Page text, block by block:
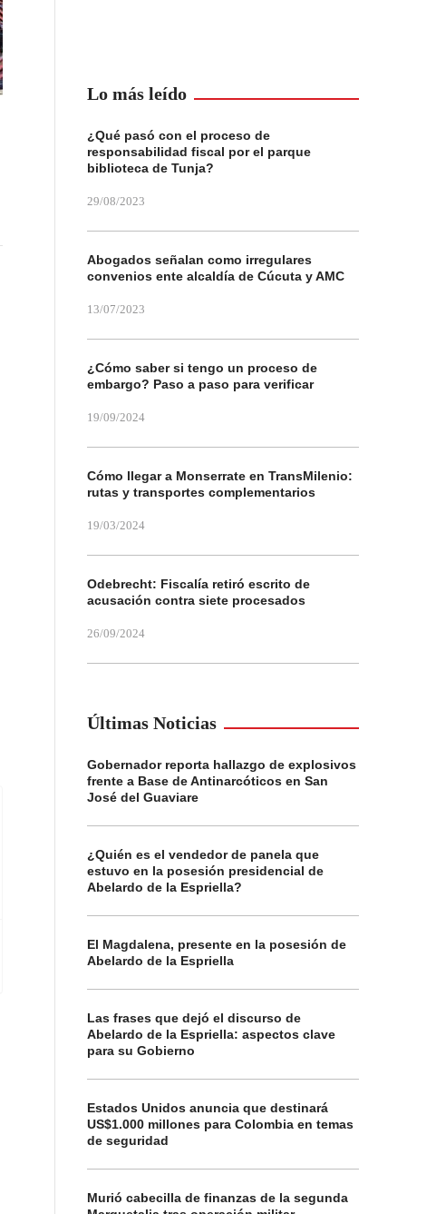
Lo más leído
¿Qué pasó con el proceso de
responsabilidad fiscal por el parque
biblioteca de Tunja?
29/08/2023
Abogados señalan como irregulares
convenios ente alcaldía de Cúcuta y AMC
13/07/2023
¿Cómo saber si tengo un proceso de
embargo? Paso a paso para verificar
19/09/2024
Cómo llegar a Monserrate en TransMilenio:
rutas y transportes complementarios
19/03/2024
Odebrecht: Fiscalía retiró escrito de
acusación contra siete procesados
26/09/2024
Últimas Noticias
Gobernador reporta hallazgo de explosivos
frente a Base de Antinarcóticos en San
José del Guaviare
¿Quién es el vendedor de panela que
estuvo en la posesión presidencial de
Abelardo de la Espriella?
El Magdalena, presente en la posesión de
Abelardo de la Espriella
Las frases que dejó el discurso de
Abelardo de la Espriella: aspectos clave
para su Gobierno
Estados Unidos anuncia que destinará
US$1.000 millones para Colombia en temas
de seguridad
Murió cabecilla de finanzas de la segunda